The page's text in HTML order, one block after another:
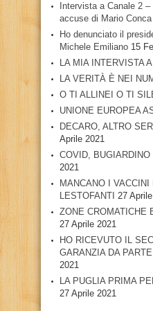
Intervista a Canale 2
accuse di Mario Conca
Ho denunciato il
Michele Emiliano 15
LA MIA INTERVISTA
LA VERITÀ È NEI
O TI ALLINEI O TI
UNIONE EUROPEA
DECARO, ALTRO
Aprile 2021
COVID, BUGIARDINO
2021
MANCANO I
LESTOFANTI 27
ZONE CROMATICHE
27 Aprile 2021
HO RICEVUTO IL
GARANZIA DA
2021
LA PUGLIA PRIMA
27 Aprile 2021